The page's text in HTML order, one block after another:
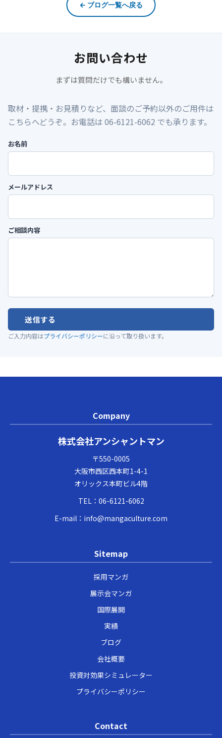
← ブログ一覧へ戻る
お問い合わせ
まずは質問だけでも構いません。
取材・提携・お見積りなど、面談のご予約以外のご用件は
こちらへどうぞ。お電話は 06-6121-6062 でも承ります。
お名前
メールアドレス
ご相談内容
送信する
ご入力内容はプライバシーポリシーに沿って取り扱います。
Company
株式会社アンシャントマン
〒550-0005
大阪市西区西本町1-4-1
オリックス本町ビル4階
TEL： 06-6121-6062
E-mail： info@mangaculture.com
Sitemap
採用マンガ
展示会マンガ
国際展開
実績
ブログ
会社概要
投資対効果シミュレーター
プライバシーポリシー
Contact